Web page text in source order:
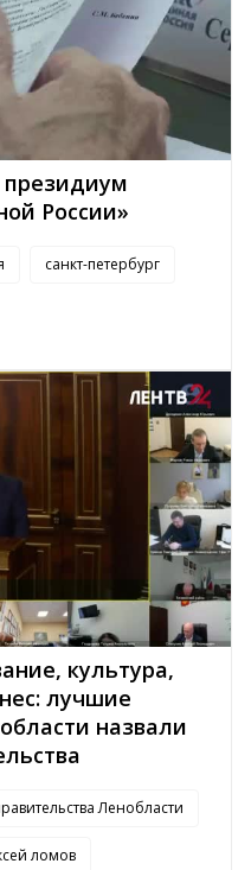
России»
санкт-петербург
культура,
лучшие
назвали
Ленобласти
ломов